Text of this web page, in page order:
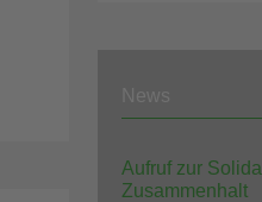
Aufruf zur
Zusammenhalt